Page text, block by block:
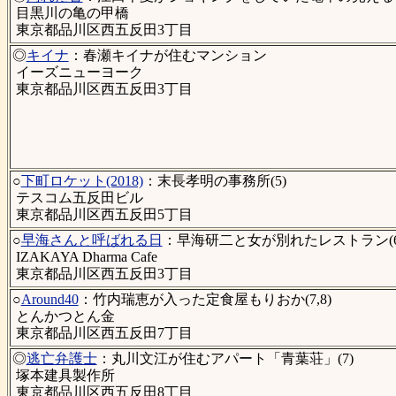
目黒川の亀の甲橋
東京都品川区西五反田3丁目
◎キイナ ：春瀬キイナが住むマンション
イーズニューヨーク
東京都品川区西五反田3丁目
○下町ロケット(2018)：末長孝明の事務所(5)
テスコム五反田ビル
東京都品川区西五反田5丁目
○早海さんと呼ばれる日
：早海研二と女が別れたレストラン
IZAKAYA Dharma Cafe
東京都品川区西五反田3丁目
○Around40：竹内瑞恵が入った定食屋もりおか(7,8)
とんかつとん金
東京都品川区西五反田7丁目
◎逃亡弁護士：丸川文江が住むアパート「青葉荘」(7)
塚本建具製作所
東京都品川区西五反田8丁目